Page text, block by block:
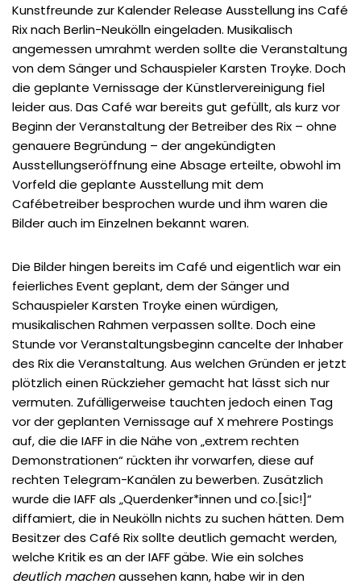
Kunstfreunde zur Kalender Release Ausstellung ins Café
Rix nach Berlin-Neukölln eingeladen. Musikalisch
angemessen umrahmt werden sollte die Veranstaltung
von dem Sänger und Schauspieler Karsten Troyke. Doch
die geplante Vernissage der Künstlervereinigung fiel
leider aus. Das Café war bereits gut gefüllt, als kurz vor
Beginn der Veranstaltung der Betreiber des Rix – ohne
genauere Begründung – der angekündigten
Ausstellungseröffnung eine Absage erteilte, obwohl im
Vorfeld die geplante Ausstellung mit dem
Cafébetreiber besprochen wurde und ihm waren die
Bilder auch im Einzelnen bekannt waren.
Die Bilder hingen bereits im Café und eigentlich war ein
feierliches Event geplant, dem der Sänger und
Schauspieler Karsten Troyke einen würdigen,
musikalischen Rahmen verpassen sollte. Doch eine
Stunde vor Veranstaltungsbeginn cancelte der Inhaber
des Rix die Veranstaltung. Aus welchen Gründen er jetzt
plötzlich einen Rückzieher gemacht hat lässt sich nur
vermuten. Zufälligerweise tauchten jedoch einen Tag
vor der geplanten Vernissage auf X mehrere Postings
auf, die die IAFF in die Nähe von „extrem rechten
Demonstrationen“ rückten ihr vorwarfen, diese auf
rechten Telegram-Kanälen zu bewerben. Zusätzlich
wurde die IAFF als „Querdenker*innen und co.[sic!]“
diffamiert, die in Neukölln nichts zu suchen hätten. Dem
Besitzer des Café Rix sollte deutlich gemacht werden,
welche Kritik es an der IAFF gäbe. Wie ein solches
deutlich machenaussehen kann, habe wir in den